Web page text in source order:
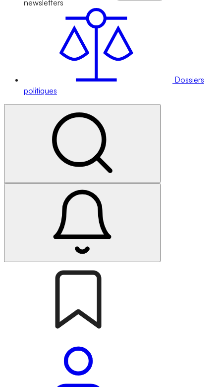
newsletters
Dossiers
politiques